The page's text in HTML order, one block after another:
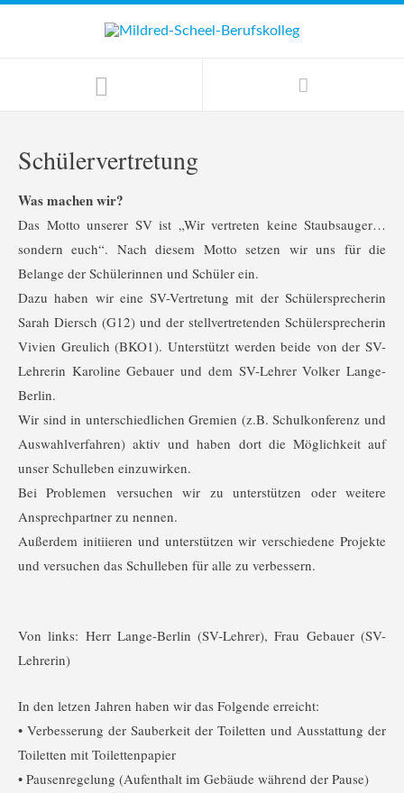
Schülervertretung
Was machen wir?
Das Motto unserer SV ist „Wir vertreten keine Staubsauger…
sondern euch“. Nach diesem Motto setzen wir uns für die
Belange der Schülerinnen und Schüler ein.
Dazu haben wir eine SV-Vertretung mit der Schülersprecherin
Sarah Diersch (G12) und der stellvertretenden Schülersprecherin
Vivien Greulich (BKO1). Unterstützt werden beide von der SV-
Lehrerin Karoline Gebauer und dem SV-Lehrer Volker Lange-
Berlin.
Wir sind in unterschiedlichen Gremien (z.B. Schulkonferenz und
Auswahlverfahren) aktiv und haben dort die Möglichkeit auf
unser Schulleben einzuwirken.
Bei Problemen versuchen wir zu unterstützen oder weitere
Ansprechpartner zu nennen.
Außerdem initiieren und unterstützen wir verschiedene Projekte
und versuchen das Schulleben für alle zu verbessern.
Von links: Herr Lange-Berlin (SV-Lehrer), Frau Gebauer (SV-
Lehrerin)
In den letzen Jahren haben wir das Folgende erreicht:
• Verbesserung der Sauberkeit der Toiletten und Ausstattung der
Toiletten mit Toilettenpapier
• Pausenregelung (Aufenthalt im Gebäude während der Pause)